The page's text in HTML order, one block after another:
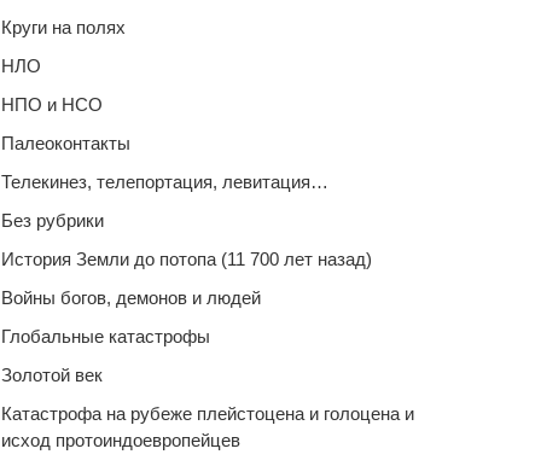
Круги на полях
НЛО
НПО и НСО
Палеоконтакты
Телекинез, телепортация, левитация…
Без рубрики
История Земли до потопа (11 700 лет назад)
Войны богов, демонов и людей
Глобальные катастрофы
Золотой век
Катастрофа на рубеже плейстоцена и голоцена и
исход протоиндоевропейцев